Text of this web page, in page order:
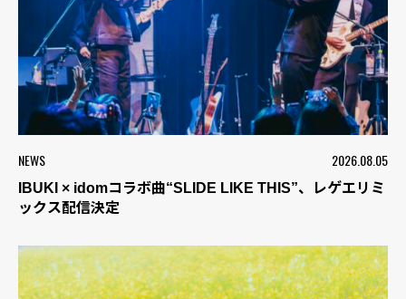
NEWS 2026.08.05
IBUKI × idomコラボ曲“SLIDE LIKE THIS”、レゲエリミ
ックス配信決定